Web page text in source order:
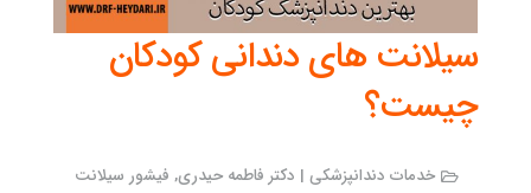
سیلانت های دندانی کودکان
چیست؟
خدمات دندانپزشکی | دکتر فاطمه حیدری, فیشور سیلانت